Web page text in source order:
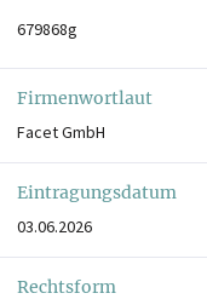
679868g
Firmenwortlaut
Facet GmbH
Eintragungsdatum
03.06.2026
Rechtsform